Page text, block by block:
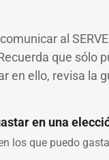
al
que sólo
en ello, revisa la
en una
los que puedo